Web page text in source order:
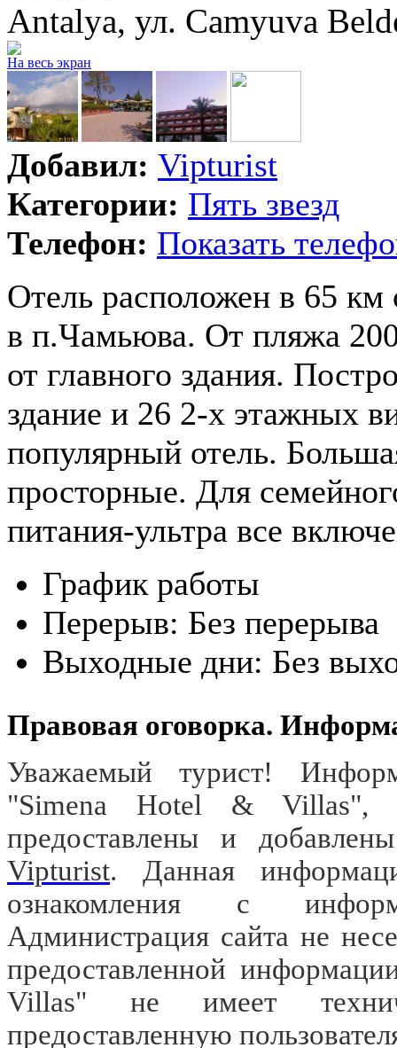
Antalya, ул. Camyuva
На весь экран
Добавил: Vipturist
Категории: Пять звезд
Телефон: Показать
Отель расположен в 65 км
в п.Чамьюва. От пляжа
от главного здания.
здание и 26 2-х этажных
популярный отель.
просторные. Для
питания-ультра все
График работы
Перерыв: Без перерыва
Выходные дни: Без
Правовая оговорка.
Уважаемый турист!
"Simena Hotel & Villas",
предоставлены и
Vipturist. Данная
ознакомления с
Администрация сайта не
предоставленной
Villas" не имеет
предоставленную